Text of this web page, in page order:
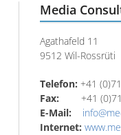
Media
Agathafeld 11
9512 Wil-Rossrüti
Telefon: +41
Fax: +41 (0)71
E-Mail:
Internet: